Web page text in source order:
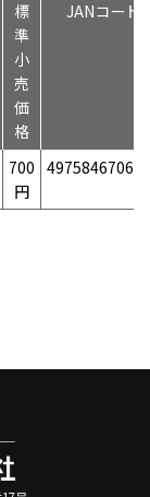
標
準
小
売
価
格
JANコード
700
円